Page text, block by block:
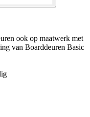
ook op maatwerk met
van Boarddeuren Basic